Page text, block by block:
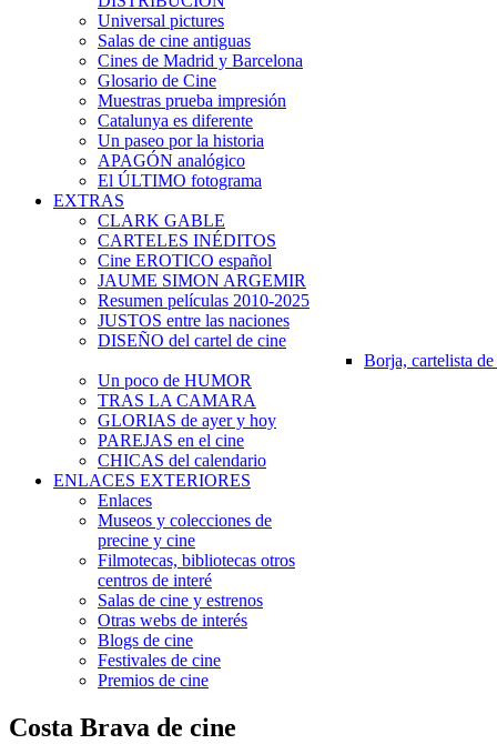
Universal pictures
Salas de cine antiguas
Cines de Madrid y Barcelona
Glosario de Cine
Muestras prueba impresión
Catalunya es diferente
Un paseo por la historia
APAGÓN analógico
El ÚLTIMO fotograma
EXTRAS
CLARK GABLE
CARTELES INÉDITOS
Cine EROTICO español
JAUME SIMON ARGEMIR
Resumen películas 2010-2025
JUSTOS entre las naciones
DISEÑO del cartel de cine
Borja, cartelista
Un poco de HUMOR
TRAS LA CAMARA
GLORIAS de ayer y hoy
PAREJAS en el cine
CHICAS del calendario
ENLACES EXTERIORES
Enlaces
Museos y colecciones de
precine y cine
Filmotecas, bibliotecas otros
centros de interé
Salas de cine y estrenos
Otras webs de interés
Blogs de cine
Festivales de cine
Premios de cine
Costa Brava de cine